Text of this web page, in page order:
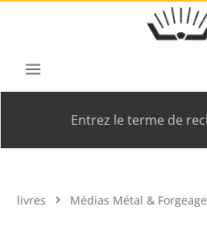
Passer au contenu principal
livres Médias Métal & Forgeage